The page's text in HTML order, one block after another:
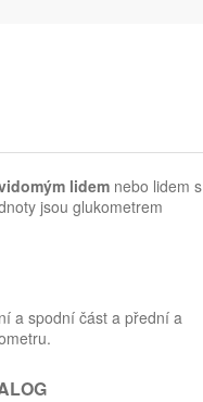
lidemnebo lidem s
jsou glukometrem
a spodní část a přední a